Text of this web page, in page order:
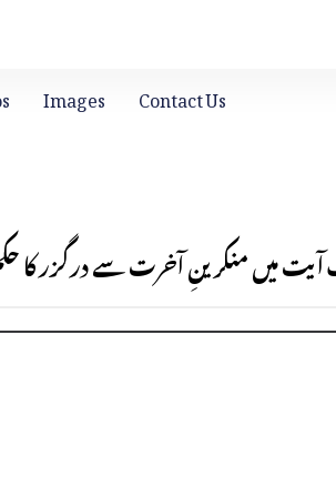
Images Contact Us
میں منکرینِ آخرت سے درگزر کا